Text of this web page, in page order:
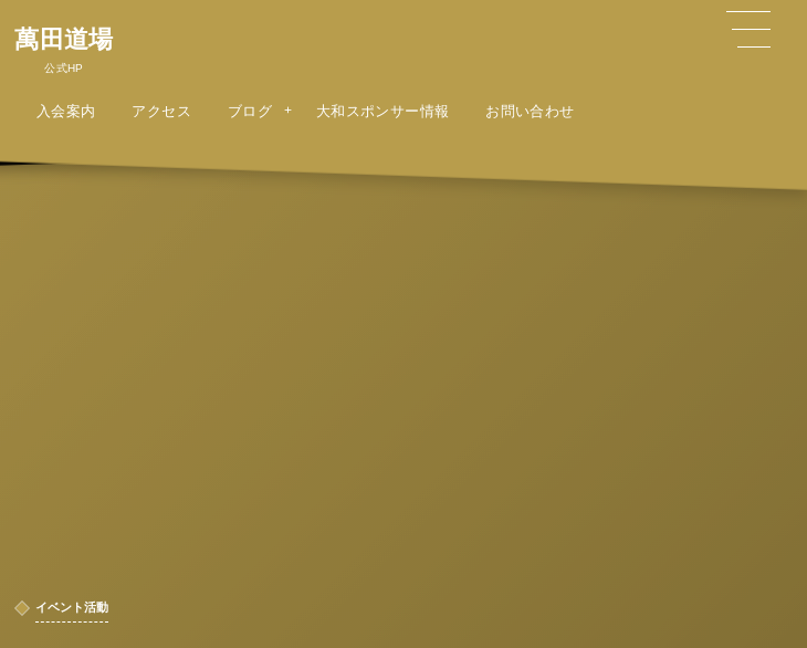
萬田道場
公式HP
入会案内 アクセス ブログ 大和スポンサー情報 お問い合わせ
イベント活動